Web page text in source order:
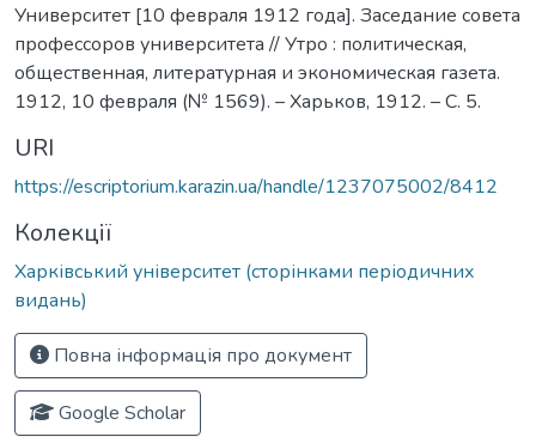
Университет [10 февраля 1912 года]. Заседание совета
профессоров университета // Утро : политическая,
общественная, литературная и экономическая газета.
1912, 10 февраля (№ 1569). – Харьков, 1912. – С. 5.
URI
https://escriptorium.karazin.ua/handle/1237075002/8412
Колекції
Харківський університет (сторінками періодичних
видань)
Повна інформація про документ
Google Scholar